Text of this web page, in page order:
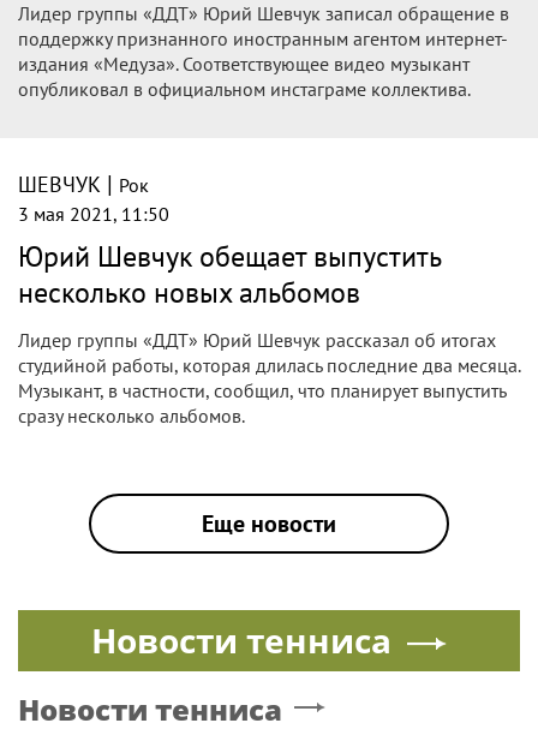
Лидер группы «ДДТ» Юрий Шевчук записал обращение в
поддержку признанного иностранным агентом интернет-
издания «Медуза». Соответствующее видео музыкант
опубликовал в официальном инстаграме коллектива.
ШЕВЧУК | Рок
3 мая 2021, 11:50
Юрий Шевчук обещает выпустить
несколько новых альбомов
Лидер группы «ДДТ» Юрий Шевчук рассказал об итогах
студийной работы, которая длилась последние два месяца.
Музыкант, в частности, сообщил, что планирует выпустить
сразу несколько альбомов.
Еще новости
Новости тенниса
Новости тенниса